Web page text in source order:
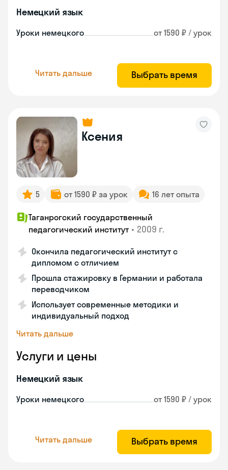
Немецкий язык
Уроки немецкого от 1590 ₽ / урок
Читать дальше Выбрать время
Ксения
5 от 1590 ₽ за урок 16 лет опыта
Таганрогский государственный
педагогический институт • 2009 г.
Окончила педагогический институт с
дипломом с отличием
Прошла стажировку в Германии и работала
переводчиком
Использует современные методики и
индивидуальный подход
Читать дальше
Услуги и цены
Немецкий язык
Уроки немецкого от 1590 ₽ / урок
Читать дальше Выбрать время